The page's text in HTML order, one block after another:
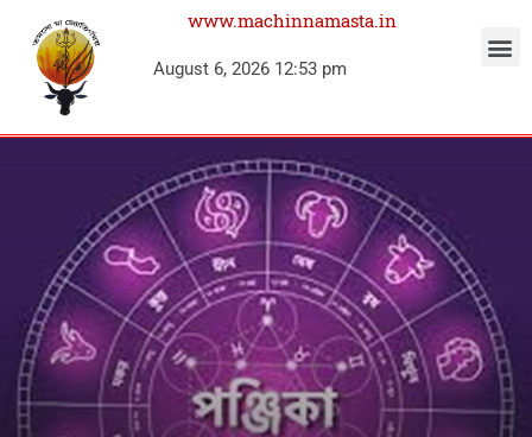
www.machinnamasta.in
August 6, 2026 12:53 pm